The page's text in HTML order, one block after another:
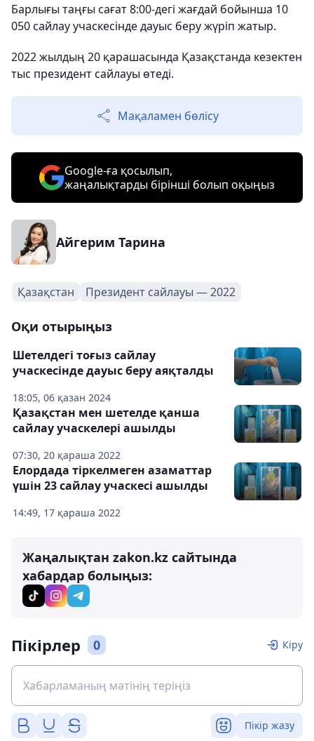
Барлығы таңғы сағат 8:00-дегі жағдай бойынша 10
050 сайлау учаскесінде дауыс беру жүріп жатыр.
2022 жылдың 20 қарашасында Қазақстанда кезектен
тыс президент сайлауы өтеді.
Мақаламен бөлісу
Google-ға қосылып,
жаңалықтарды бірінші болып оқыңыз
Айгерим Тарина
Қазақстан Президент сайлауы — 2022
Оқи отырыңыз
18:05, 06 қазан 2024
Шетелдегі тоғыз сайлау
учаскесінде дауыс беру аяқталды
07:30, 20 қараша 2022
Қазақстан мен шетелде қанша
сайлау учаскелері ашылды
14:49, 17 қараша 2022
Елордада тіркелмеген азаматтар
үшін 23 сайлау учаскесі ашылды
Жаңалықтан zakon.kz сайтында
хабардар болыңыз:
Пікірлер 0 Кіру
Пікір жазу